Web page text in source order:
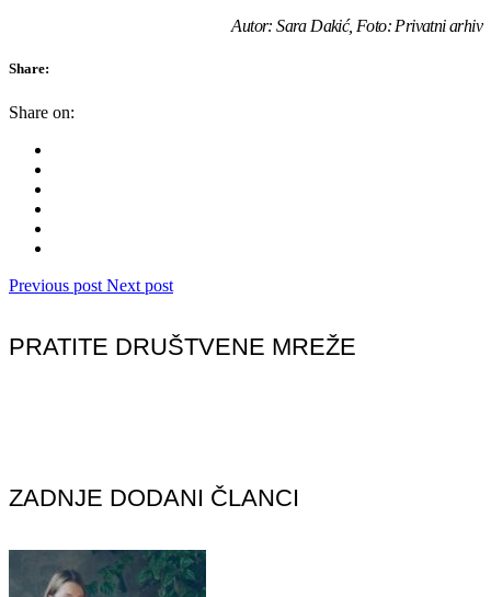
Autor: Sara Dakić, Foto: Privatni arhiv
Share:
Share on:
Previous post Next post
PRATITE DRUŠTVENE MREŽE
ZADNJE DODANI ČLANCI